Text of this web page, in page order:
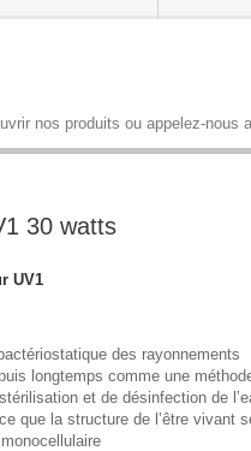
nos produits ou appelez-nous
30 watts
UV1
des rayonnements
longtemps comme une
et de désinfection de
que la structure de l’être vivant